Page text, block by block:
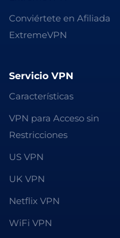
Conviértete en Afiliada
ExtremeVPN
Servicio VPN
Características
VPN para Acceso sin
Restricciones
US VPN
UK VPN
Netflix VPN
WiFi VPN